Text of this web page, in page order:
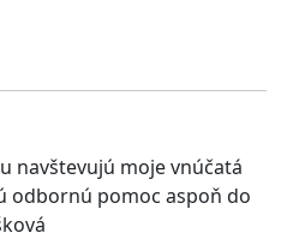
navštevujú moje vnúčatá
odbornú pomoc aspoň do